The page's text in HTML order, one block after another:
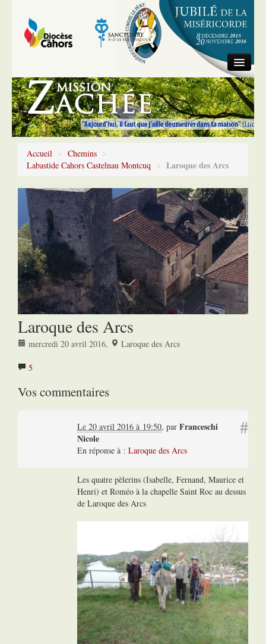
Accueil
Information générale
Chemins
Accueil > Chemins >
Labastide Cahors Castelnau Montcuq > Laroque des Arcs
Laroque des Arcs
mercredi 20 avril 2016, Laroque des Arcs
5
Vos commentaires
#
Le 20 avril 2016 à 19:50, par Franceschi
Nicole
En réponse à : Laroque des Arcs
Les quatre pèlerins (Isabelle, Fernand, Maurice et
Henri) et Roméo à la chapelle Saint Roc au dessus
de Laroque des Arcs